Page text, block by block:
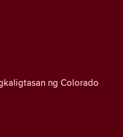
ng Colorado